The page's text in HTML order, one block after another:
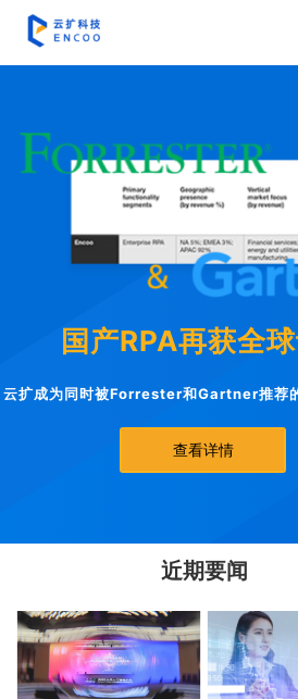
查看详情
云扩成为同时被Forrester和Gartner推荐
国产RPA再获全
近期要闻